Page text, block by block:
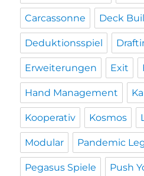
Carcassonne Deck
Deduktionsspiel
Erweiterungen Exit
Hand Management
Kooperativ Kosmos
Modular Pandemic
Pegasus Spiele Push